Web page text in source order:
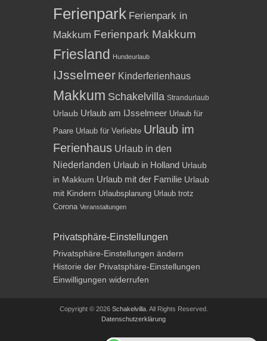
Ferienpark Ferienpark in
Makkum Ferienpark Makkum
Friesland Hundeurlaub
IJsselmeer Kinderferienhaus
Makkum Schakelvilla Strandurlaub
Urlaub Urlaub am IJsselmeer Urlaub für
Paare Urlaub für Verliebte Urlaub im
Ferienhaus Urlaub in den
Niederlanden Urlaub in Holland Urlaub
in Makkum Urlaub mit der Familie Urlaub
mit Kindern Urlaubsplanung Urlaub trotz
Corona Veranstaltungen
Privatsphäre-Einstellungen
Privatsphäre-Einstellungen ändern
Historie der Privatsphäre-Einstellungen
Einwilligungen widerrufen
Copyright © 2026 Schakelvilla. All Rights Reserved.
Datenschutzerklärung